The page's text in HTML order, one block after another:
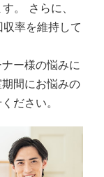
。 さらに、
率を維持して
ー様の悩みに
間にお悩みの
ださい。